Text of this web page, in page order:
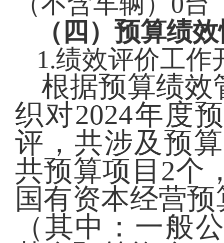
（四）预算绩
1.绩效评价工作
根据预算绩效
织对2024年度
评，共涉及预
共预算项目2个
国有资本经营
（其中：一般